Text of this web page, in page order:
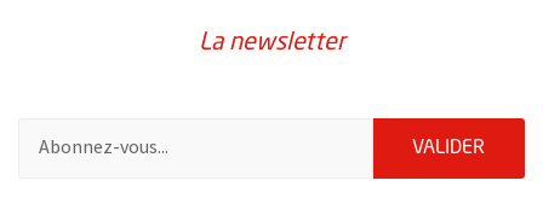
La newsletter
VALIDER